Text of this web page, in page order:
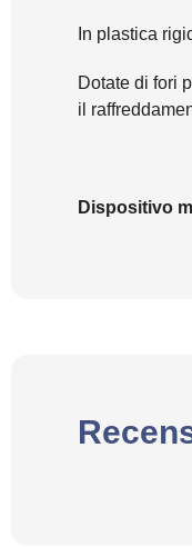
In plastica
Dotate di fori
il
Dispositivo